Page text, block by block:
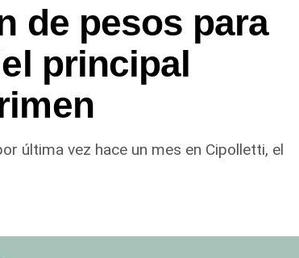
de pesos para
principal
última vez hace un mes en Cipolletti, el